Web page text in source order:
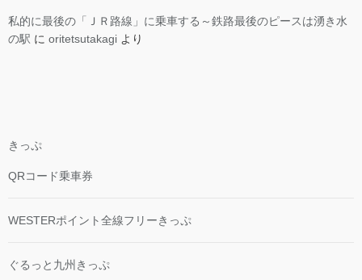
私的に最後の「ＪＲ路線」に乗車する～鉄路最後のピースは湧き水
の駅 に oritetsutakagi より
きっぷ
QRコード乗車券
WESTERポイント全線フリーきっぷ
ぐるっと九州きっぷ